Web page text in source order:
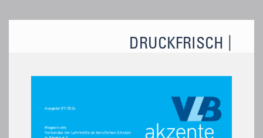
DRUCKFRISCH